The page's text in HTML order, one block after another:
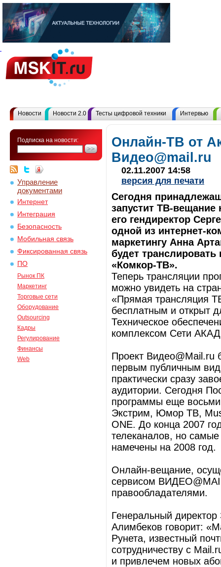
Новости Новости 2.0 Тесты цифровой техники Интервью
Подписка на новости:
Управление
документами
Интернет
Интеграция
Безопасность
Мобильная связь
Фиксированная связь
ПО
Рынок ПК
Маркетинг
Торговые сети
Оборудование
Outsourcing
Кадры
Регулирование
Финансы
Web
Онлайн-ТВ от
Видео@mail.ru
02.11.2007 14:58
версия для печати
Сегодня
запустит ТВ-вещание
его гендиректор
одной из интернет-
маркетингу Анна
будет
«Комкор-ТВ».
Теперь трансляции
можно увидеть на
«Прямая трансляция
бесплатным и открыт
Техническое
комплексом Сети
Проект Видео@Mail.ru
первым публичным
практически сразу
аудитории. Сегодня
программы еще восьми
Экстрим, Юмор ТВ,
ONE. До конца 2007
телеканалов, но
намечены на 2008 год.
Онлайн-вещание,
сервисом
правообладателями.
Генеральный
Алимбеков говорит:
Рунета, известный
сотрудничеству с
и привлечем новых